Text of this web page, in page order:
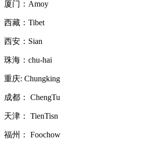
厦门：Amoy
西藏：Tibet
西安：Sian
珠海：chu-hai
重庆: Chungking
成都： ChengTu
天津： TienTisn
福州： Foochow